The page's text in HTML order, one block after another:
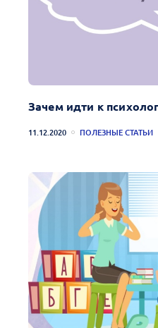
Зачем идти к
11.12.2020 ПОЛЕЗНЫЕ СТАТЬИ